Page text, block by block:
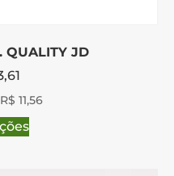
QUALITY JD
11,56